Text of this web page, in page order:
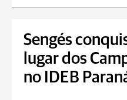
Sengés
lugar dos
no IDEB